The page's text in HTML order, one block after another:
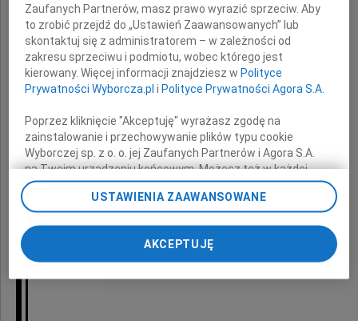
wyrazy szczerego współczucia i żalu
z powodu śmierci
Ojca
składa
Krzysztof Słonina
Wójt Gminy Kije
Zaufanych Partnerów, masz prawo wyrazić sprzeciw. Aby
to zrobić przejdź do „Ustawień Zaawansowanych” lub
skontaktuj się z administratorem – w zależności od
zakresu sprzeciwu i podmiotu, wobec którego jest
kierowany. Więcej informacji znajdziesz wPolityce
Prywatności Wyborcza.pl iPolityce Prywatności Agora S.A.
Poprzez kliknięcie "Akceptuję" wyrażasz zgodę na
zainstalowanie i przechowywanie plików typu cookie
Wyborczej sp. z o. o. jej Zaufanych Partnerów i Agora S.A.
na Twoim urządzeniu końcowym. Możesz też w każdej
chwili zmienić swoje preferencje dot. plików cookie,
ponownie wywołując narzędzie do zarządzania Twoimi
preferencjami dot. przetwarzania danych poprzez
odnośnik „Ustawienia prywatności” w stopce serwisu i
przechodząc do sekcji „Ustawienia zaawansowane”.
Zmiana ustawień plików cookie możliwa jest także za
pomocą ustawień przeglądarki.
USTAWIENIA ZAAWANSOWANE
AKCEPTUJĘ